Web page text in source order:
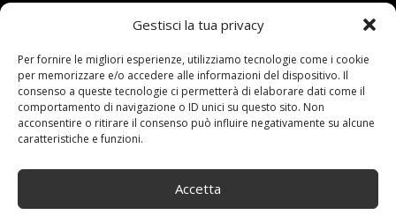
Gestisci la tua privacy
Per fornire le migliori esperienze, utilizziamo tecnologie come i cookie
per memorizzare e/o accedere alle informazioni del dispositivo. Il
consenso a queste tecnologie ci permetterà di elaborare dati come il
comportamento di navigazione o ID unici su questo sito. Non
acconsentire o ritirare il consenso può influire negativamente su alcune
caratteristiche e funzioni.
Accetta
redazione Tag: Accendino,
Conquest, Dupont West Wild Categories:
Articoli recenti
Assicurazione auto e sostituzione lunotto: le cose
21 Aprile,2026